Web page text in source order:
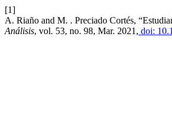
[1]
A. Riaño and M. . Preciado Cortés,
Análisis, vol. 53, no. 98, Mar. 2021, doi: